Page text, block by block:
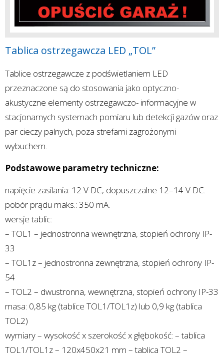
Tablica ostrzegawcza LED „TOL”
Tablice ostrzegawcze z podświetlaniem LED
przeznaczone są do stosowania jako optyczno-
akustyczne elementy ostrzegawczo- informacyjne w
stacjonarnych systemach pomiaru lub detekcji gazów oraz
par cieczy palnych, poza strefami zagrożonymi
wybuchem.
Podstawowe parametry techniczne:
napięcie zasilania: 12 V DC, dopuszczalne 12–14 V DC.
pobór prądu maks.: 350 mA.
wersje tablic:
– TOL1 – jednostronna wewnętrzna, stopień ochrony IP-
33
– TOL1z – jednostronna zewnętrzna, stopień ochrony IP-
54
– TOL2 – dwustronna, wewnętrzna, stopień ochrony IP-33
masa: 0,85 kg (tablice TOL1/TOL1z) lub 0,9 kg (tablica
TOL2)
wymiary – wysokość x szerokość x głębokość: – tablica
TOL1/TOL1z – 120x450x21 mm – tablica TOL2 –